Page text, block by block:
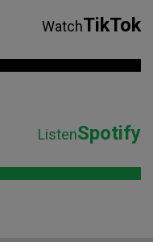
WatchTikTok
ListenSpotify